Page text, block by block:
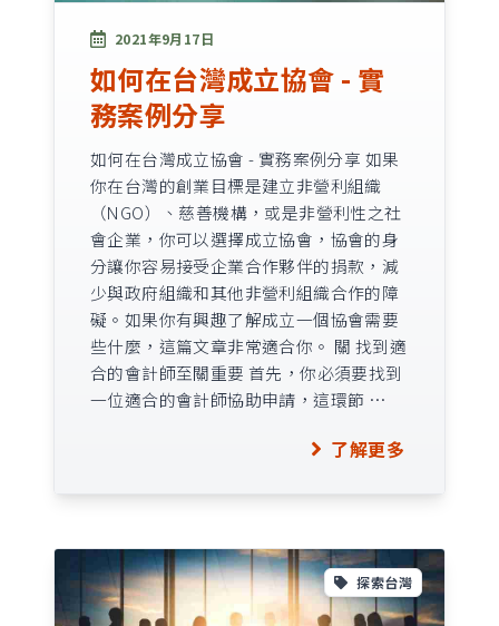
2021年9月17日
如何在台灣成立協會 - 實
務案例分享
如何在台灣成立協會 - 實務案例分享 如果
你在台灣的創業目標是建立非營利組織
（NGO）、慈善機構，或是非營利性之社
會企業，你可以選擇成立協會，協會的身
分讓你容易接受企業合作夥伴的捐款，減
少與政府組織和其他非營利組織合作的障
礙。如果你有興趣了解成立一個協會需要
些什麼，這篇文章非常適合你。 關 找到適
合的會計師至關重要 首先，你必須要找到
一位適合的會計師協助申請，這環節 …
了解更多
探索台灣